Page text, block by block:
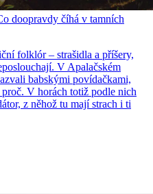
doopravdy číhá v tamních
folklór – strašidla a příšery,
V Apalačském
babskými povídačkami,
V horách totiž podle nich
z něhož tu mají strach i ti